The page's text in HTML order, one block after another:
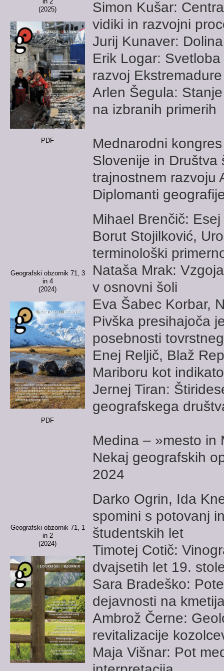
(2025)
PDF
Simon Kušar:
vidiki in razvojni
Jurij Kunaver:
Erik Logar:
razvoj Ekstremadure
Arlen Šegula:
na izbranih primerih
Mednarodni
Slovenije in Društva
trajnostnem razvoju
Diplomanti
Geografski obzornik 71, 3
in 4
(2024)
PDF
Mihael Brenčič:
Borut Stojilković,
terminološki
Nataša Mrak:
v osnovni šoli
Eva Šabec Korbar,
Pivška presihajoča
posebnosti
Enej Reljič, Blaž
Mariboru kot
Jernej Tiran:
geografskega
Medina – »mesto in
Nekaj geografskih
2024
Geografski obzornik 71, 1
in 2
(2024)
Darko Ogrin, Ida
spomini s potovanj
študentskih let
Timotej Cotič:
dvajsetih let 19.
Sara Bradeško:
dejavnosti na
Ambrož Černe:
revitalizacije
Maja Višnar: Pot